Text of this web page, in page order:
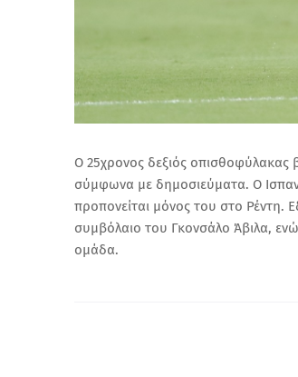
Ο 25χρονος δεξιός οπισθοφύλακας
σύμφωνα με δημοσιεύματα. Ο
προπονείται μόνος του στο
συμβόλαιο του Γκονσάλο Άβιλα,
ομάδα.